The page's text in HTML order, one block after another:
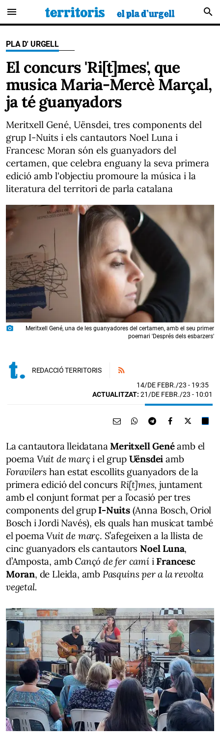
menu search
PLA D' URGELL
El concurs 'Ri[t]mes', que
musica Maria-Mercè Marçal,
ja té guanyadors
Meritxell Gené, Uënsdei, tres components del
grup I-Nuits i els cantautors Noel Luna i
Francesc Moran són els guanyadors del
certamen, que celebra enguany la seva primera
edició amb l'objectiu promoure la música i la
literatura del territori de parla catalana
photo_camera
Meritxell Gené, una de les guanyadores del certamen, amb el seu primer
poemari 'Després dels esbarzers'
REDACCIÓ TERRITORIS
14/DE FEBR./23 - 19:35
ACTUALITZAT: 21/DE FEBR./23 - 10:01
La cantautora lleidatana Meritxell Genéamb el
poema Vuit de marçi el grup Uënsdeiamb
Foravilers han estat escollits guanyadors de la
primera edició del concurs Ri[t]mes, juntament
amb el conjunt format per a l’ocasió per tres
components del grupI-Nuits(Anna Bosch, Oriol
Bosch i Jordi Navés), els quals han musicat també
el poemaVuit de març. S’afegeixen a la llista de
cinc guanyadors els cantautorsNoel Luna,
d’Amposta, ambCançó de fer camí i Francesc
Moran, de Lleida, amb Pasquins per a la revolta
vegetal.